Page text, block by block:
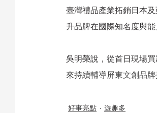
臺灣禮品產業拓銷日本
升品牌在國際知名度與
吳明榮說，從首日現場
來持續輔導屏東文創品
好事亮點 遊趣多